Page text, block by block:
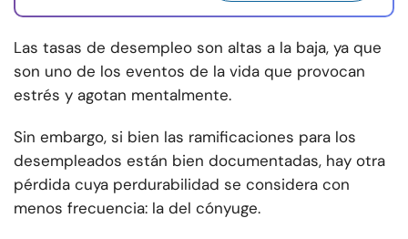
Las tasas de desempleo son altas a la baja, ya que
son uno de los eventos de la vida que provocan
estrés y agotan mentalmente.
Sin embargo, si bien las ramificaciones para los
desempleados están bien documentadas, hay otra
pérdida cuya perdurabilidad se considera con
menos frecuencia: la del cónyuge.